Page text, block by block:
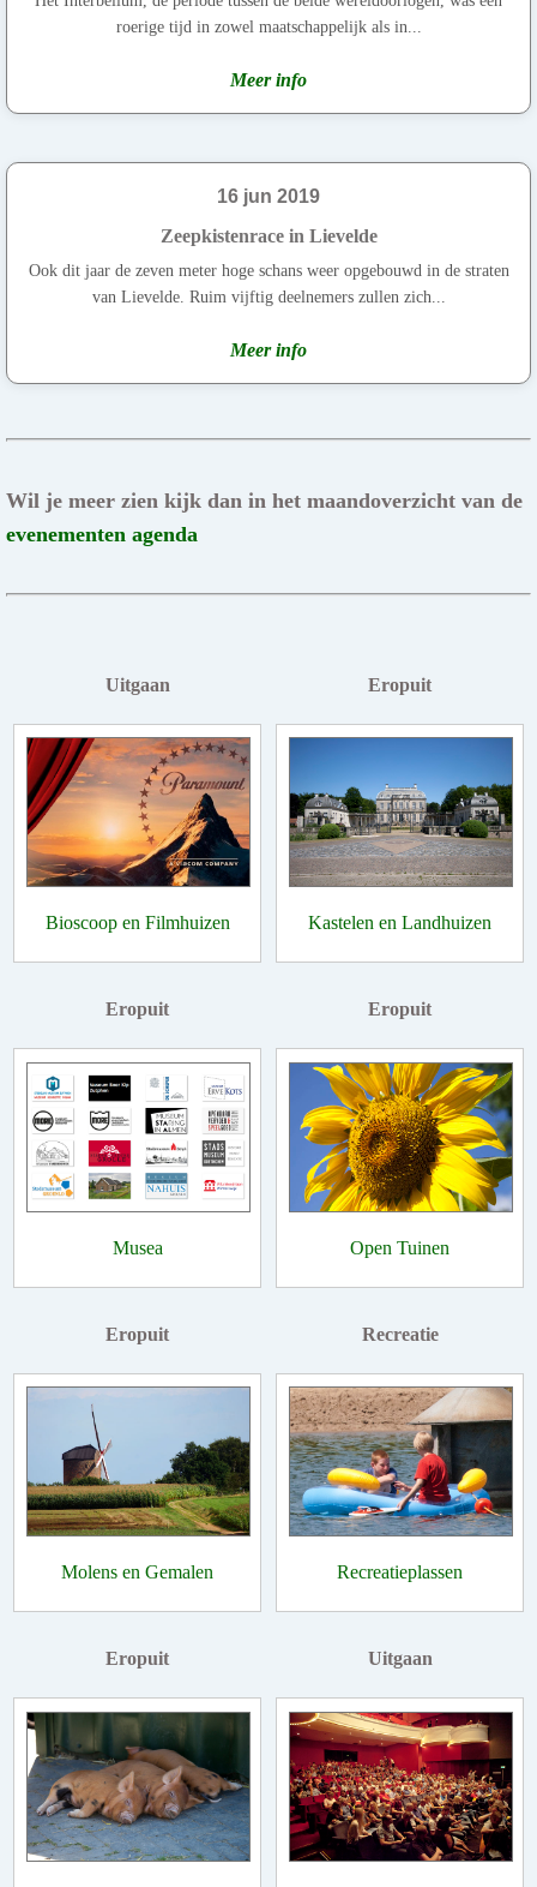
roerige tijd in zowel maatschappelijk als in...
Meer info
16 jun 2019
Zeepkistenrace in Lievelde
Ook dit jaar de zeven meter hoge schans weer opgebouwd in de straten
van Lievelde. Ruim vijftig deelnemers zullen zich...
Meer info
Wil je meer zien kijk dan in het maandoverzicht van de
evenementen agenda
Uitgaan
Bioscoop en Filmhuizen
Eropuit
Kastelen en Landhuizen
Eropuit
Musea
Eropuit
Open Tuinen
Eropuit
Molens en Gemalen
Recreatie
Recreatieplassen
Eropuit Uitgaan